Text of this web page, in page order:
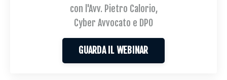
con l'Avv. Pietro Calorio,
Cyber Avvocato e DPO
GUARDA IL WEBINAR